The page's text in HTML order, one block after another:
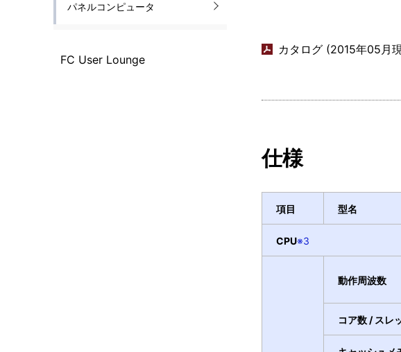
パネルコンピュータ
FC User Lounge
カタログ (2015年05月
仕様
項目 型名
CPU※3
動作周波数
コア数 / スレ